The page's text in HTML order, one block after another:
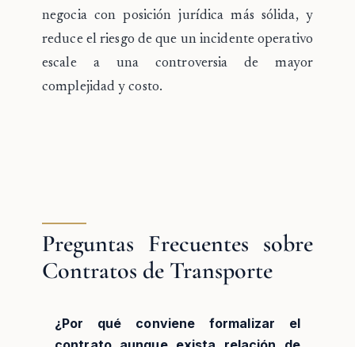
negocia con posición jurídica más sólida, y
reduce el riesgo de que un incidente operativo
escale a una controversia de mayor
complejidad y costo.
Preguntas Frecuentes sobre
Contratos de Transporte
¿Por qué conviene formalizar el